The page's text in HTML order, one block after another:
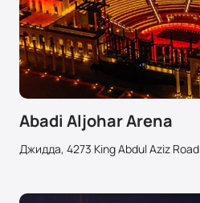
Abadi Aljohar Arena
Джидда, 4273 King Abdul Aziz Road